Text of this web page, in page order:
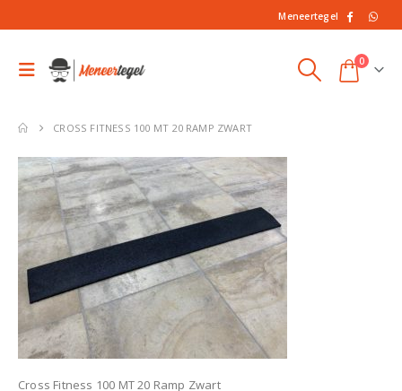
Meneertegel
0
CROSS FITNESS 100 MT 20 RAMP ZWART
Cross Fitness 100 MT 20 Ramp Zwart